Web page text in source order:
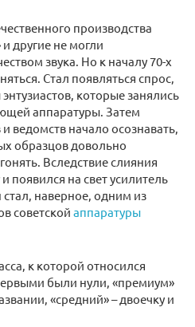
производства
другие не могли
звука. Но к началу 70-х
Стал появляться спрос,
которые занялись
аппаратуры. Затем
ведомств начало осознавать,
образцов довольно
Вследствие слияния
появился на свет усилитель
наверное, одним из
советской аппаратуры
к которой относился
были нули, «премиум»
«средний» – двоечку и